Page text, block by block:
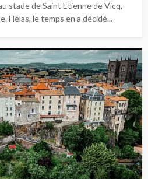
stade de Saint Etienne de Vicq,
Hélas, le temps en a décidé...